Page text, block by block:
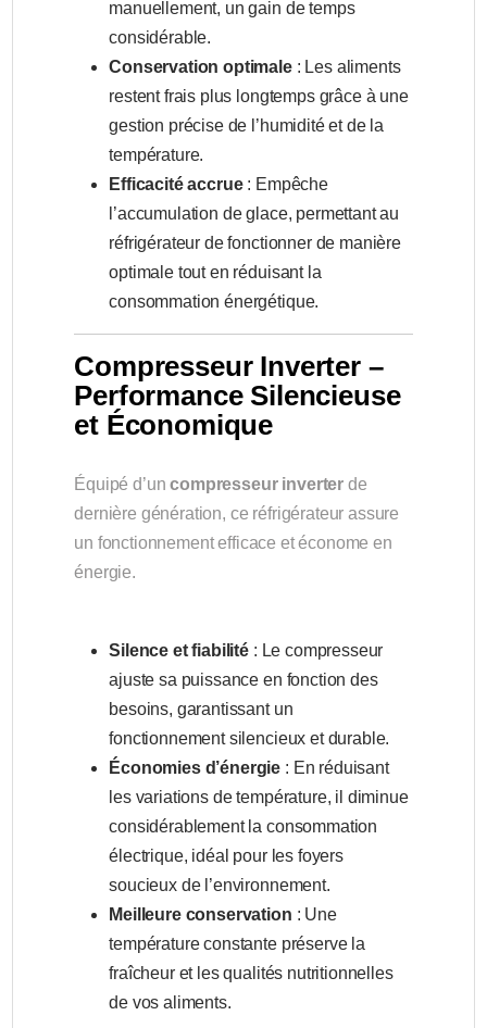
manuellement, un gain de temps
considérable.
Conservation optimale: Les aliments
restent frais plus longtemps grâce à une
gestion précise de l’humidité et de la
température.
Efficacité accrue: Empêche
l’accumulation de glace, permettant au
réfrigérateur de fonctionner de manière
optimale tout en réduisant la
consommation énergétique.
Compresseur Inverter –
Performance Silencieuse
et Économique
Équipé d’uncompresseur inverter de
dernière génération, ce réfrigérateur assure
un fonctionnement efficace et économe en
énergie.
Silence et fiabilité : Le compresseur
ajuste sa puissance en fonction des
besoins, garantissant un
fonctionnement silencieux et durable.
Économies d’énergie : En réduisant
les variations de température, il diminue
considérablement la consommation
électrique, idéal pour les foyers
soucieux de l’environnement.
Meilleure conservation : Une
température constante préserve la
fraîcheur et les qualités nutritionnelles
de vos aliments.